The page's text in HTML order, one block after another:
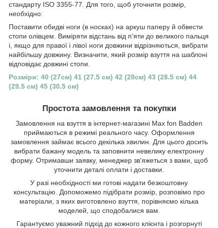
стандарту ISO 3355-77. Для того, щоб уточнити розмір,
необхідно:
Поставити обидві ноги (в носках) на аркуш паперу й обвести
стопи олівцем. Виміряти відстань від п'яти до великого пальця
і, якщо для правої і лівої ноги довжини відрізняються, вибрати
найбільшу довжину. Визначити, який розмір взуття на шаблоні
відповідає довжині стопи.
Розміри: 40 (27см) 41 (27.5 см) 42 (28см) 43 (28.5 см) 44
(29.5 см) 45 (30.5 см)
Простота замовлення та покупки
Замовлення на взуття в інтернет-магазині Max fon Badden
приймаються в режимі реального часу. Оформлення
замовлення займає всього декілька хвилин. Для цього досить
вибрати бажану модель та заповнити невелику електронну
форму. Отримавши заявку, менеджер зв'яжеться з вами, щоб
уточнити деталі оплати і доставки.
У разі необхідності ми готові надати безкоштовну
консультацію. Допоможемо підібрати розмір, розповімо про
матеріали, з яких виготовлено взуття, порівняємо кілька
моделей, що сподобалися вам.
Гарантуємо уважний підхід до кожного клієнта і розгорнуті